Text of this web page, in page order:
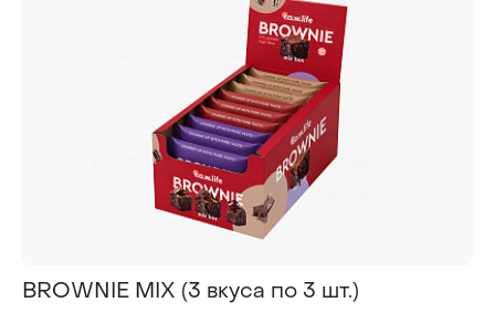
BROWNIE MIX (3 вкуса по 3 шт.)